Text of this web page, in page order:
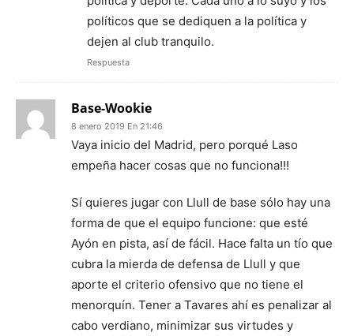
políticos que se dediquen a la política y
dejen al club tranquilo.
Respuesta
Base-Wookie
8 enero 2019 En 21:46
Vaya inicio del Madrid, pero porqué Laso
empeña hacer cosas que no funciona!!!
Sí quieres jugar con Llull de base sólo hay una
forma de que el equipo funcione: que esté
Ayón en pista, así de fácil. Hace falta un tío que
cubra la mierda de defensa de Llull y que
aporte el criterio ofensivo que no tiene el
menorquín. Tener a Tavares ahí es penalizar al
cabo verdiano, minimizar sus virtudes y